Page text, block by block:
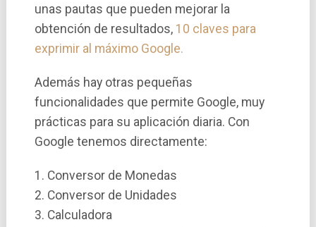
unas pautas que pueden mejorar la
obtención de resultados, 10 claves para
exprimir al máximo Google.
Además hay otras pequeñas
funcionalidades que permite Google, muy
prácticas para su aplicación diaria. Con
Google tenemos directamente:
1. Conversor de Monedas
2. Conversor de Unidades
3. Calculadora